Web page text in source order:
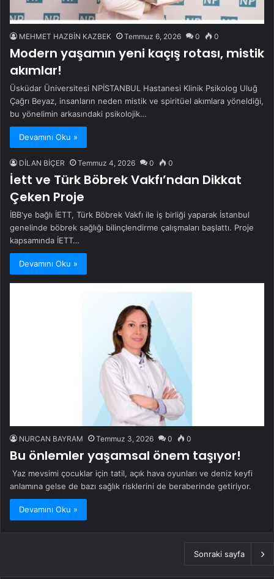
MEHMET HAZBİN KAZBEK Temmuz 6, 2026 0 0
Modern yaşamın yeni kaçış rotası, mistik
akımlar!
Üsküdar Üniversitesi NPİSTANBUL Hastanesi Klinik Psikolog Uluğ
Çağrı Beyaz, insanların neden mistik ve spiritüel akımlara yöneldiği,
bu yönelimin arkasındaki psikolojik…
Devamını Oku »
DİLAN BİÇER Temmuz 4, 2026 0 0
İett ve Türk Böbrek Vakfı’ndan Dikkat
Çeken Proje
İBB'ye bağlı İETT, Türk Böbrek Vakfı ile iş birliği yaparak İstanbul
genelinde böbrek sağlığı bilinçlendirme çalışmaları başlattı. Proje
kapsamında İETT…
Devamını Oku »
NURCAN BAYRAM Temmuz 3, 2026 0 0
Bu önlemler yaşamsal önem taşıyor!
Yaz mevsimi çocuklar için tatil, açık hava oyunları ve deniz keyfi
anlamına gelse de bazı sağlık risklerini de beraberinde getiriyor.
Devamını Oku »
Sonraki sayfa